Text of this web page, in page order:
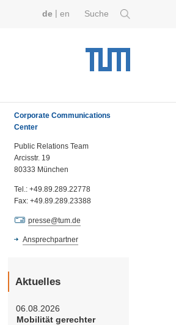
Suche
de en
Corporate Communications
Center
Public Relations Team
Arcisstr. 19
80333 München
Tel.: +49.89.289.22778
Fax: +49.89.289.23388
presse@tum.de
Ansprechpartner
Aktuelles
06.08.2026
Mobilität gerechter